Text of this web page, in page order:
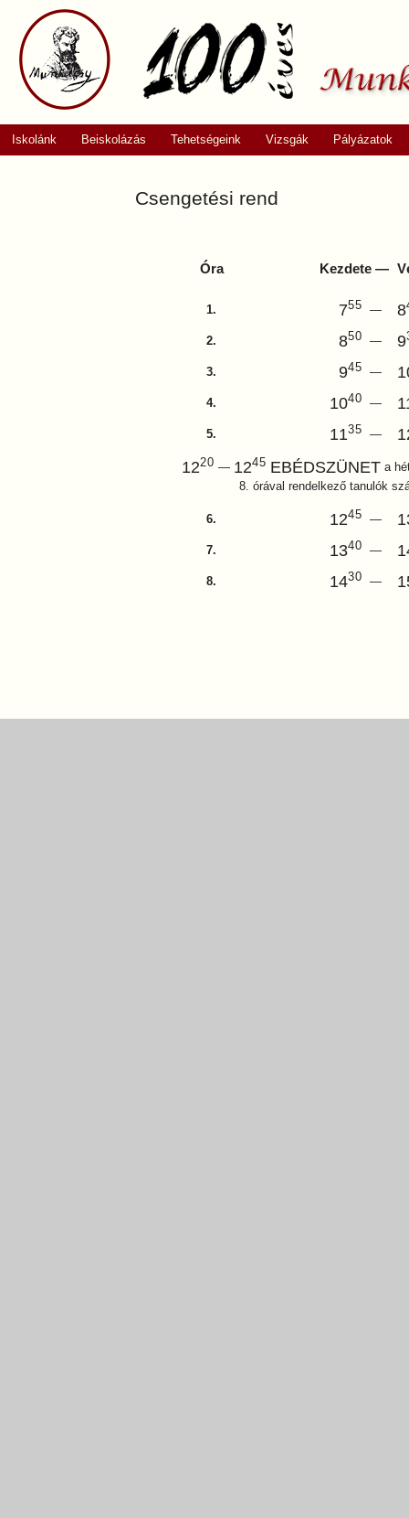
Iskolánk Beiskolázás Tehetségeink Vizsgák Pályázatok
Csengetési rend
Óra Kezdete —
1. 755 — 8
2. 850 — 9
3. 945 —
4. 1040 —
5. 1135 —
1220 — 1245 EBÉDSZÜNET a
8. órával rendelkező tanulók
6. 1245 —
7. 1340 —
8. 1430 —